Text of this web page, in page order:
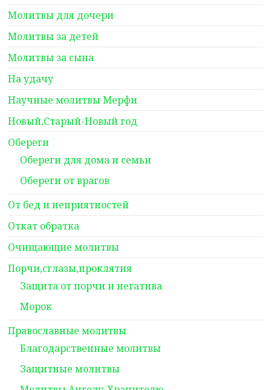
Молитвы для дочери
Молитвы за детей
Молитвы за сына
На удачу
Научные молитвы Мерфи
Новый,Старый-Новый год
Обереги
Обереги для дома и семьи
Обереги от врагов
От бед и неприятностей
Откат обратка
Очищающие молитвы
Порчи,сглазы,проклятия
Защита от порчи и негатива
Морок
Православные молитвы
Благодарственные молитвы
Защитные молитвы